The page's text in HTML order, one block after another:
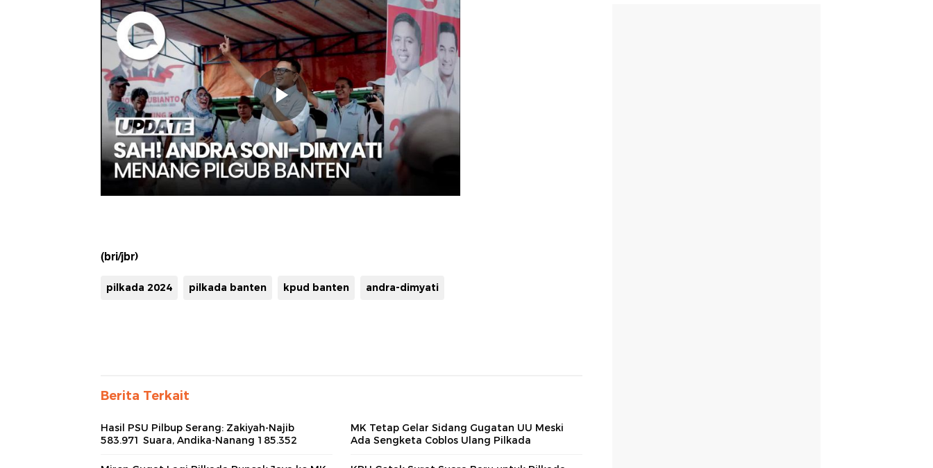
(bri/jbr)
pilkada 2024 pilkada banten kpud banten andra-dimyati
Berita Terkait
Hasil PSU Pilbup Serang: Zakiyah-Najib
583.971 Suara, Andika-Nanang 185.352
MK Tetap Gelar Sidang Gugatan UU Meski
Ada Sengketa Coblos Ulang Pilkada